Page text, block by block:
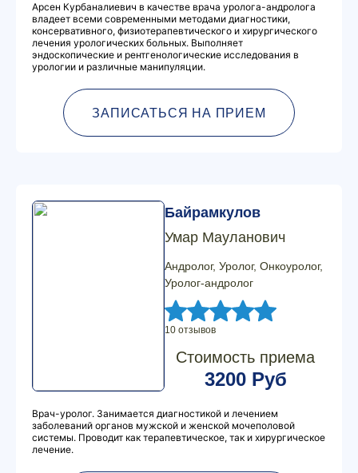
Арсен Курбаналиевич в качестве врача уролога-андролога
владеет всеми современными методами диагностики,
консервативного, физиотерапевтического и хирургического
лечения урологических больных. Выполняет
эндоскопические и рентгенологические исследования в
урологии и различные манипуляции.
ЗАПИСАТЬСЯ НА ПРИЕМ
Байрамкулов
Умар Мауланович
Андролог, Уролог, Онкоуролог,
Уролог-андролог
10 отзывов
Стоимость приема
3200 Руб
Врач-уролог. Занимается диагностикой и лечением
заболеваний органов мужской и женской мочеполовой
системы. Проводит как терапевтическое, так и хирургическое
лечение.